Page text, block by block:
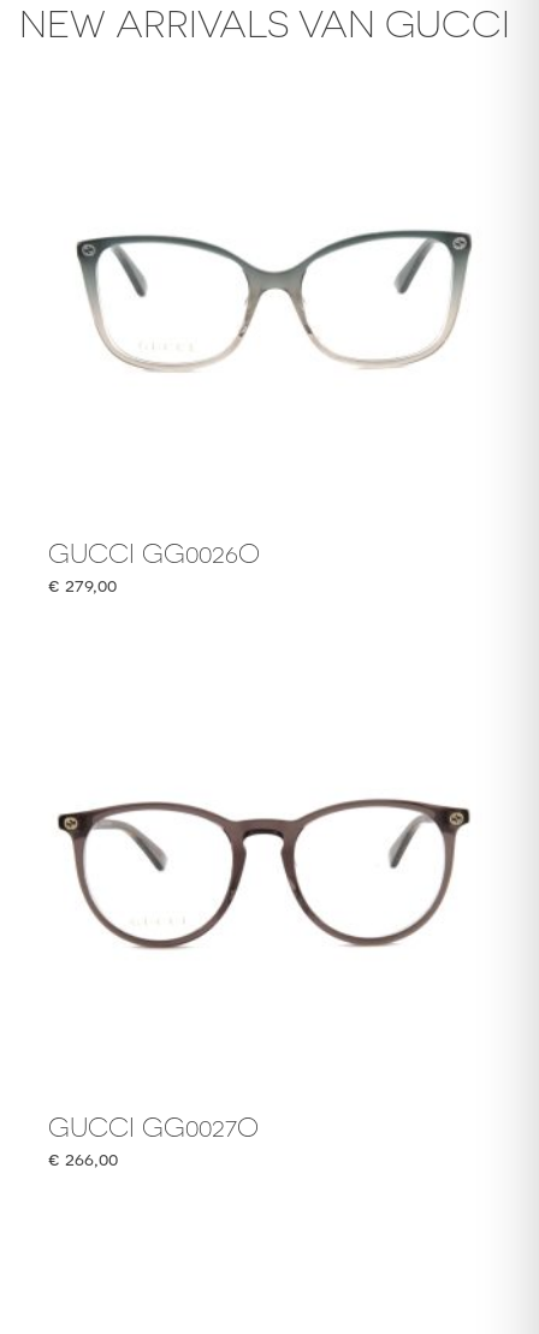
NEW ARRIVALS VAN GUCCI
GUCCI GG0026O
€ 279,00
GUCCI GG0027O
€ 266,00